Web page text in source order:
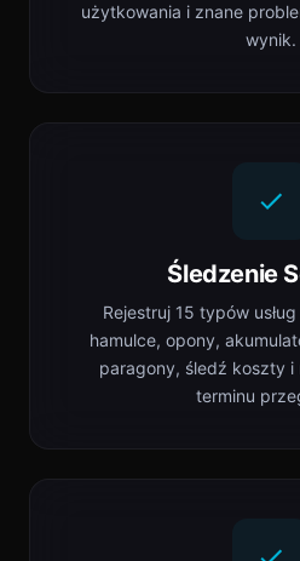
użytkowania i znane
wynik.
Śledzenie
Rejestruj 15 typów
hamulce, opony,
paragony, śledź koszty
terminu